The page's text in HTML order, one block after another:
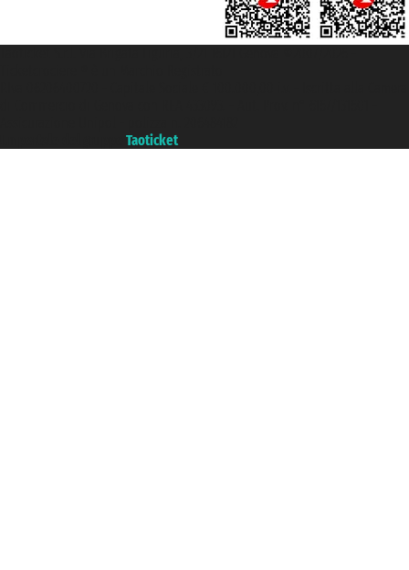
Taoticket